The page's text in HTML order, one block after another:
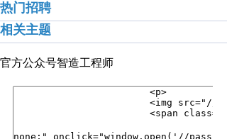
热门招聘
相关主题
官方公众号智造工程师